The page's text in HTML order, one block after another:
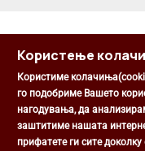
Користење
Користиме
го подобриме Вашето
нагодувања, да
заштитиме нашата
прифатете ги сите